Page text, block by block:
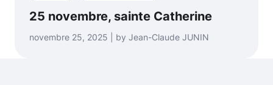
25 novembre, sainte Catherine
novembre 25, 2025 | by Jean-Claude JUNIN